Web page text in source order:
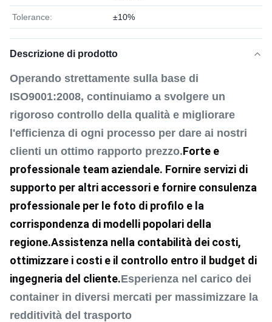
Tolerance: ±10%
Descrizione di prodotto
Operando strettamente sulla base di
ISO9001:2008, continuiamo a svolgere un
rigoroso controllo della qualità e migliorare
l'efficienza di ogni processo per dare ai nostri
clienti un ottimo rapporto prezzo.Forte e
professionale team aziendale. Fornire servizi di
supporto per altri accessori e fornire consulenza
professionale per le foto di profilo e la
corrispondenza di modelli popolari della
regione.Assistenza nella contabilità dei costi,
ottimizzare i costi e il controllo entro il budget di
ingegneria del cliente.Esperienza nel carico dei
container in diversi mercati per massimizzare la
redditività del trasporto